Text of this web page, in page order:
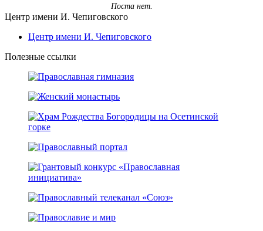
Поста нет.
Центр имени И. Чепиговского
Центр имени И. Чепиговского
Полезные ссылки